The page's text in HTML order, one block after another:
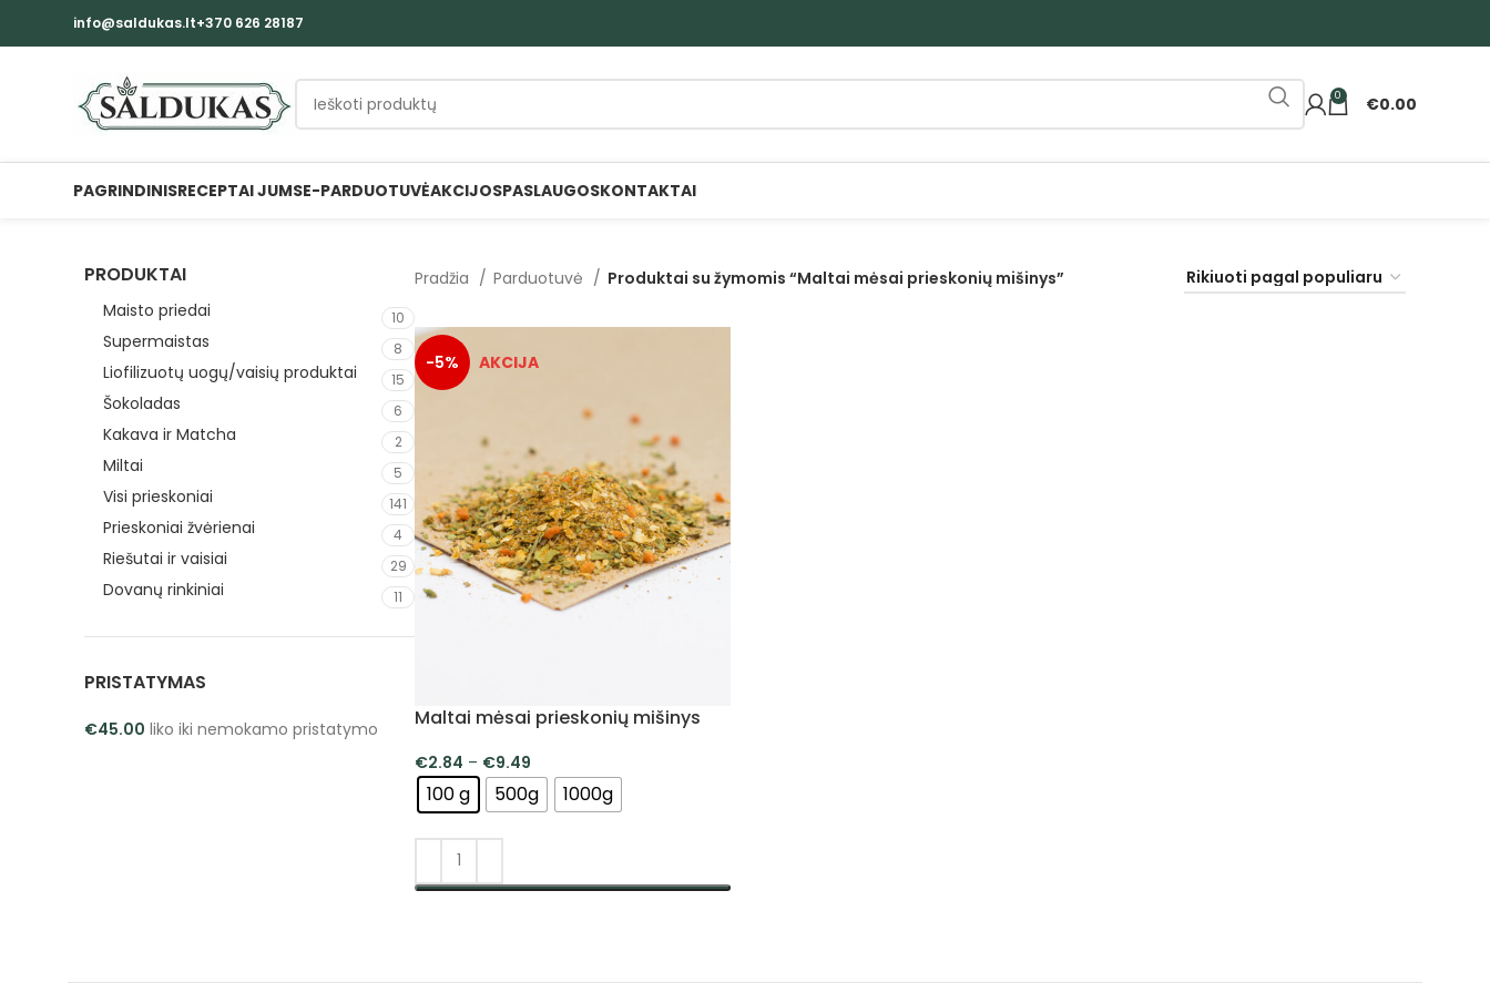
info@saldukas.lt+370 626 28187
0 €0.00
PAGRINDINISRECEPTAI JUMSE-PARDUOTUVĖAKCIJOSPASLAUGOSKONTAKTAI
PRODUKTAI
Maisto priedai 10
Supermaistas 8
Liofilizuotų uogų/vaisių produktai 15
Šokoladas 6
Kakava ir Matcha 2
Miltai 5
Visi prieskoniai 141
Prieskoniai žvėrienai 4
Riešutai ir vaisiai 29
Dovanų rinkiniai 11
PRISTATYMAS
€45.00 liko iki nemokamo pristatymo
Pradžia Parduotuvė Produktai su žymomis “Maltai mėsai prieskonių mišinys”
-5%
Maltai mėsai prieskonių mišinys
€2.84 – €9.49
100 g 500g 1000g